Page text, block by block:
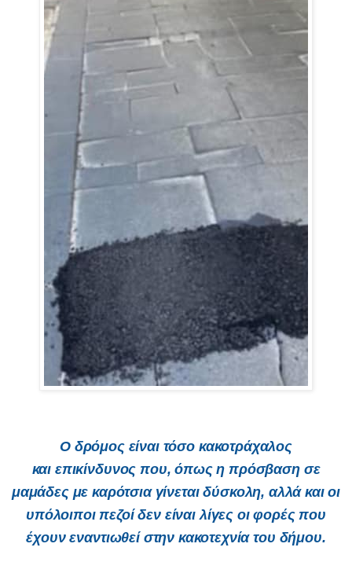
Ο δρόμος είναι τόσο κακοτράχαλος
και επικίνδυνος που, όπως η πρόσβαση σε
μαμάδες με καρότσια γίνεται δύσκολη, αλλά και οι
υπόλοιποι πεζοί δεν είναι λίγες οι φορές που
έχουν εναντιωθεί στην κακοτεχνία του δήμου.